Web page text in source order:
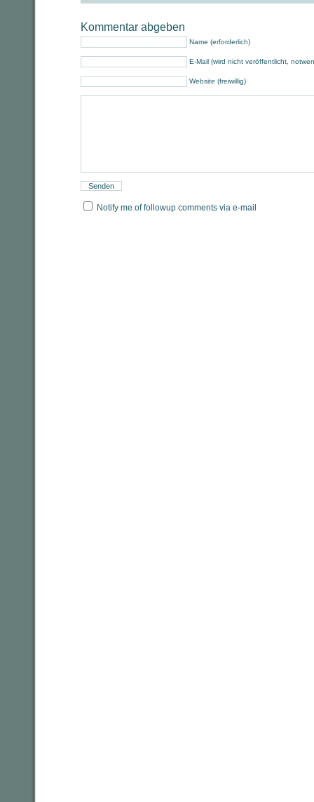
Kommentar abgeben
Name (erforderlich)
E-Mail (wird nicht veröffentlicht,
Website (freiwillig)
Notify me of followup comments via e-mail